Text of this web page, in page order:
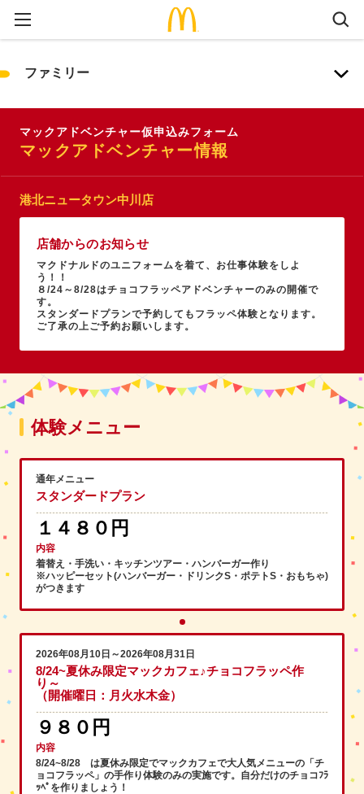
ファミリー
マックアドベンチャー仮申込みフォーム
マックアドベンチャー情報
港北ニュータウン中川店
店舗からのお知らせ
マクドナルドのユニフォームを着て、お仕事体験をしよ
う！！
８/24～8/28はチョコフラッペアドベンチャーのみの開催で
す。
スタンダードプランで予約してもフラッペ体験となります。
ご了承の上ご予約お願いします。
体験メニュー
通年メニュー
スタンダードプラン
１４８０円
内容
着替え・手洗い・キッチンツアー・ハンバーガー作り
※ハッピーセット(ハンバーガー・ドリンクS・ポテトS・おもちゃ)
がつきます
2026年08月10日～2026年08月31日
8/24~夏休み限定マックカフェ♪チョコフラッペ作
り～
（開催曜日：月火水木金）
９８０円
内容
8/24~8/28 は夏休み限定でマックカフェで大人気メニューの「チ
ョコフラッペ」の手作り体験のみの実施です。自分だけのチョコﾌﾗ
ｯﾍﾟを作りましょう！